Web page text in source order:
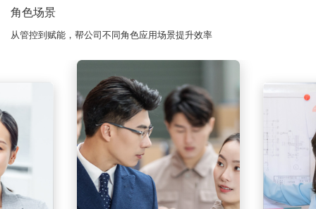
角色场景
从管控到赋能，帮公司不同角色应用场景提升效率